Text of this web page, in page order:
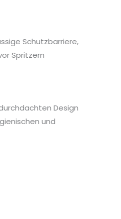
Schutzbarriere,
Spritzern
Design
und